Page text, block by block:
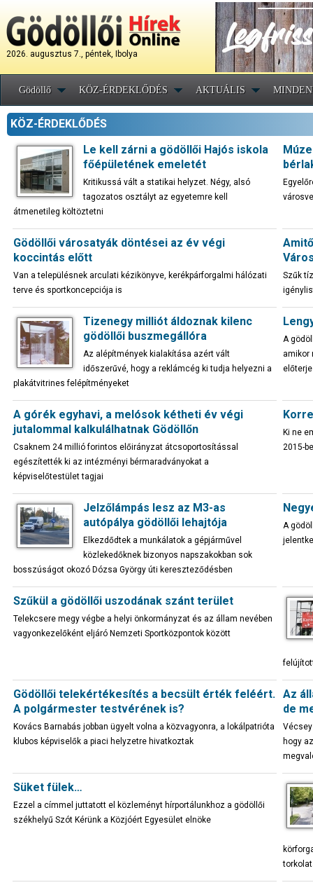
2026. augusztus 7., péntek, Ibolya
Gödöllő KÖZ-ÉRDEKLŐDÉS AKTUÁLIS
KÖZ-ÉRDEKLŐDÉS
Le kell zárni a gödöllői Hajós iskola
főépületének emeletét
Kritikussá vált a statikai helyzet. Négy, alsó
tagozatos osztályt az egyetemre kell
átmenetileg költöztetni
Gödöllői városatyák döntései az év végi
koccintás előtt
Van a településnek arculati kézikönyve, kerékpárforgalmi hálózati
terve és sportkoncepciója is
Szűk
Tizenegy milliót áldoznak kilenc
gödöllői buszmegállóra
Az alépítmények kialakítása azért vált
időszerűvé, hogy a reklámcég ki tudja helyezni a
plakátvitrines felépítményeket
A
amikor
A górék egyhavi, a melósok kétheti év végi
jutalommal kalkulálhatnak Gödöllőn
Csaknem 24 millió forintos előirányzat átcsoportosítással
egészítették ki az intézményi bérmaradványokat a
képviselőtestület tagjai
Ki ne
2015-
Jelzőlámpás lesz az M3-as
autópálya gödöllői lehajtója
Elkezdődtek a munkálatok a gépjárművel
közlekedőknek bizonyos napszakokban sok
bosszúságot okozó Dózsa György úti kereszteződésben
A
Szűkül a gödöllői uszodának szánt terület
Telekcsere megy végbe a helyi önkormányzat és az állam nevében
vagyonkezelőként eljáró Nemzeti Sportközpontok között
Gödöllői telekértékesítés a becsült érték feléért.
A polgármester testvérének is?
Kovács Barnabás jobban ügyelt volna a közvagyonra, a lokálpatrióta
klubos képviselők a piaci helyzetre hivatkoztak
Az
de
hogy
Süket fülek…
Ezzel a címmel juttatott el közleményt hírportálunkhoz a gödöllői
székhelyű Szót Kérünk a Közjóért Egyesület elnöke